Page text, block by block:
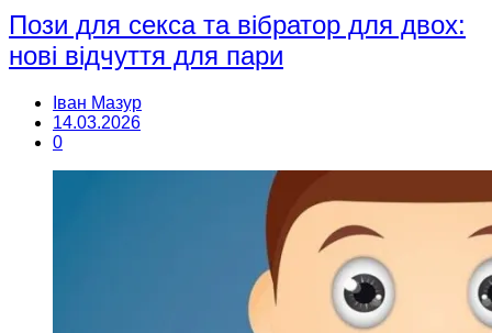
Пози для секса та вібратор для двох:
нові відчуття для пари
Іван Мазур
14.03.2026
0